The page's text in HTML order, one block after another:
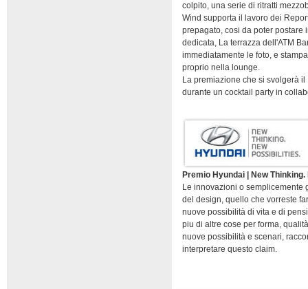
colpito, una serie di ritratti
Wind supporta il lavoro dei
prepagato, cosi da poter postare
dedicata, La terrazza dell'ATM
immediatamente le foto, e
proprio nella lounge.
La premiazione che si svolgerà
durante un cocktail party in
Premio Hyundai | New
Le innovazioni o semplicemente
del design, quello che vorreste
nuove possibilità di vita e di
piu di altre cose per forma,
nuove possibilità e scenari,
interpretare questo claim.